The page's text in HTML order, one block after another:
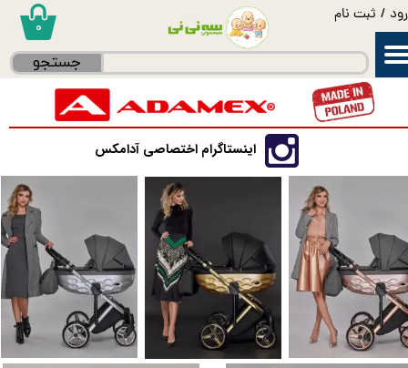
/ ثبت نام
حساب کاربری من
تغییر گذر واژه
سفارشات
خروج از حساب کاربری
۰
جستجو
اینستاگرام اختصاصی آدامکس